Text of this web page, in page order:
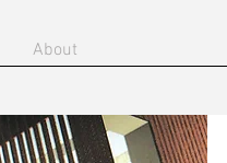
About